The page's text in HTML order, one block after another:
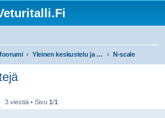
Yleinen keskustelu ja muut mittakaavat N-scale
3 viestiä • Sivu 1/1